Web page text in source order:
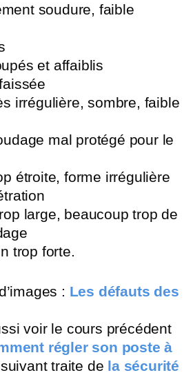
soudure, faible
et affaiblis
irrégulière, sombre, faible
mal protégé pour le
étroite, forme irrégulière
large, beaucoup trop de
trop forte.
: Les défauts des
voir le cours précédent
régler son poste à
traite de la sécurité